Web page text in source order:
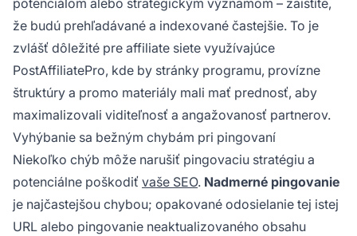
potenciálom alebo strategickým významom – zaistíte,
že budú prehľadávané a indexované častejšie. To je
zvlášť dôležité pre affiliate siete využívajúce
PostAffiliatePro, kde by stránky programu, provízne
štruktúry a promo materiály mali mať prednosť, aby
maximalizovali viditeľnosť a angažovanosť partnerov.
Vyhýbanie sa bežným chybám pri pingovaní
Niekoľko chýb môže narušiť pingovaciu stratégiu a
potenciálne poškodiť vaše SEO. Nadmerné pingovanie
je najčastejšou chybou; opakované odosielanie tej istej
URL alebo pingovanie neaktualizovaného obsahu